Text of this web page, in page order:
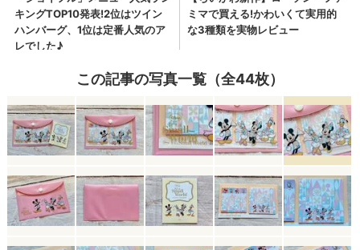
この記事の写真一覧（全44枚）